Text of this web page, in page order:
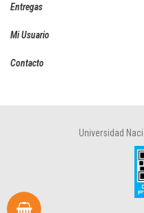
Entregas
Mi Usuario
Contacto
Universidad